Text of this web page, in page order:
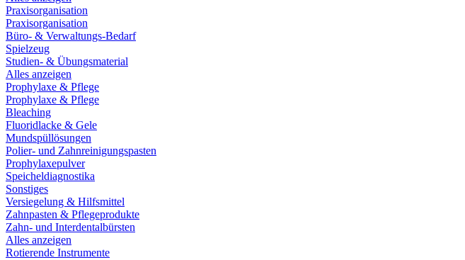
Praxisorganisation
Praxisorganisation
Büro- & Verwaltungs-Bedarf
Spielzeug
Studien- & Übungsmaterial
Alles anzeigen
Prophylaxe & Pflege
Prophylaxe & Pflege
Bleaching
Fluoridlacke & Gele
Mundspüllösungen
Polier- und Zahnreinigungspasten
Prophylaxepulver
Speicheldiagnostika
Sonstiges
Versiegelung & Hilfsmittel
Zahnpasten & Pflegeprodukte
Zahn- und Interdentalbürsten
Alles anzeigen
Rotierende Instrumente